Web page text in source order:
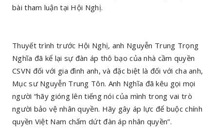
bài tham luận tại Hội Nghị.
Thuyết trình trước Hội Nghị, anh Nguyễn Trung Trọng
Nghĩa đã kể lại sự đàn áp thô bạo của nhà cầm quyền
CSVN đối với gia đình anh, và đặc biệt là đối với cha anh,
Mục sư Nguyễn Trung Tôn. Anh Nghĩa đã kêu gọi mọi
người “hãy gióng lên tiếng nói của mình trong vai trò
người bảo vệ nhân quyền. Hãy gây áp lực để buộc chính
quyền Việt Nam chấm dứt đàn áp nhân quyền”.